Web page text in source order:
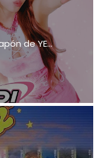
de YE...